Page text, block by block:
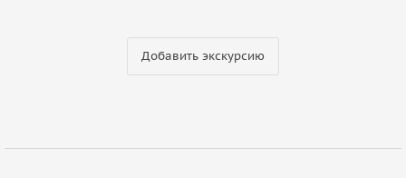
Добавить экскурсию